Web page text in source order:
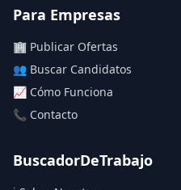
Para Empresas
🏢 Publicar Ofertas
👥 Buscar Candidatos
📈 Cómo Funciona
📞 Contacto
BuscadorDeTrabajo